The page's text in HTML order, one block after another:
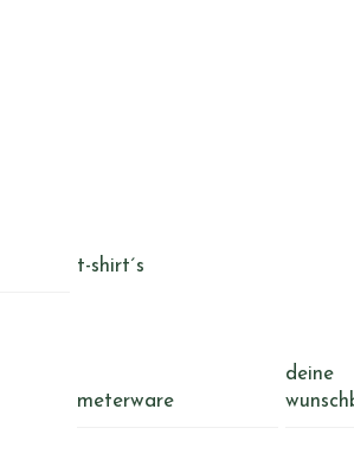
t-shirt´s
meterware
deine